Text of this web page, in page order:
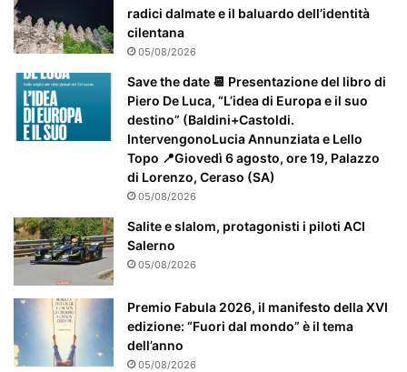
r
t
i
c
t
e
a
t
z
radici dalmate e il baluardo dell’identità
cilentana
05/08/2026
Save the date 📆 Presentazione del libro di
Piero De Luca, “L’idea di Europa e il suo
destino” (Baldini+Castoldi.
IntervengonoLucia Annunziata e Lello
Topo 📍Giovedì 6 agosto, ore 19, Palazzo
di Lorenzo, Ceraso (SA)
05/08/2026
Salite e slalom, protagonisti i piloti ACI
Salerno
05/08/2026
Premio Fabula 2026, il manifesto della XVI
edizione: “Fuori dal mondo” è il tema
dell’anno
05/08/2026